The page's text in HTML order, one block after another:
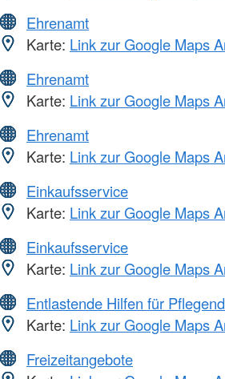
Ehrenamt
Karte: Link zur Google Maps
Ehrenamt
Karte: Link zur Google Maps
Ehrenamt
Karte: Link zur Google Maps
Einkaufsservice
Karte: Link zur Google Maps
Einkaufsservice
Karte: Link zur Google Maps
Entlastende Hilfen für
Karte: Link zur Google Maps
Freizeitangebote